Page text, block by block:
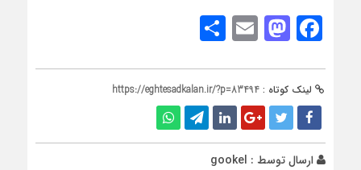
Facebook
Mastodon
Email
لینک کوتاه : https://eghtesadkalan.ir/?p=83494
ارسال توسط : gookel